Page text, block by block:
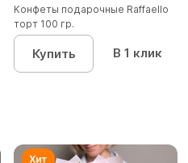
Конфеты подарочные Raffaello
торт 100 гр.
Купить В 1 клик